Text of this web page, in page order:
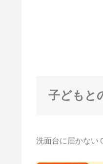
子どもと
洗面台に届かない